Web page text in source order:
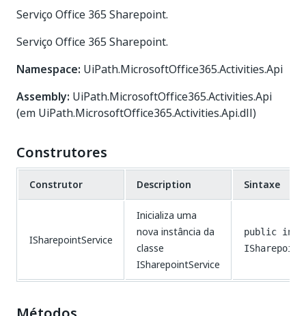
Serviço Office 365 Sharepoint.
Serviço Office 365 Sharepoint.
Namespace: UiPath.MicrosoftOffice365.Activities.Api
Assembly: UiPath.MicrosoftOffice365.Activities.Api
(em UiPath.MicrosoftOffice365.Activities.Api.dll)
Construtores
Construtor Description Sintaxe
ISharepointService
Inicializa uma
nova instância da
classe
ISharepointService
public